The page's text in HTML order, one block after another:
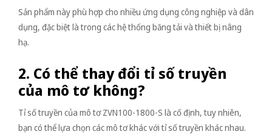
Sản phẩm này phù hợp cho nhiều ứng dụng công nghiệp và dân
dụng, đặc biệt là trong các hệ thống băng tải và thiết bị nâng
hạ.
2. Có thể thay đổi tỉ số truyền
của mô tơ không?
Tỉ số truyền của mô tơ ZVN100-1800-S là cố định, tuy nhiên,
bạn có thể lựa chọn các mô tơ khác với tỉ số truyền khác nhau.